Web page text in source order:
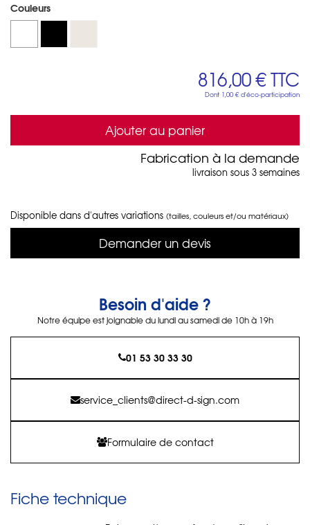
Couleurs
816,00 €TTC
Dont 1,00 € d'éco-participation
Ajouter au panier
Fabrication à la demande
livraison sous 3 semaines
Disponible dans d'autres variations (tailles, couleurs et/ou matériaux)
Demander un devis
Besoin d'aide ?
Notre équipe est joignable du lundi au samedi de 10h à 19h
01 53 30 33 30
service_clients@direct-d-sign.com
Formulaire de contact
Fiche technique